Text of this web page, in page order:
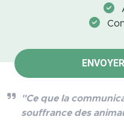
"Ce que la
souffrance des